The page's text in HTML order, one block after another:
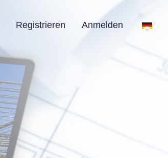
Registrieren Anmelden